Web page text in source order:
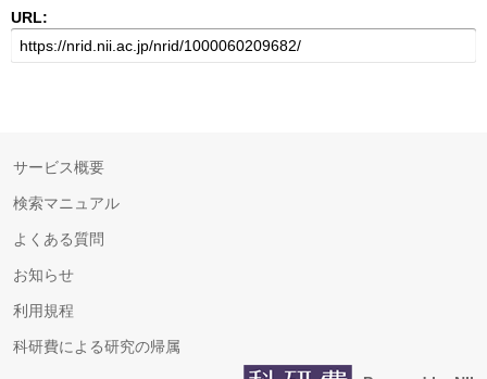
URL:
サービス概要
検索マニュアル
よくある質問
お知らせ
利用規程
科研費による研究の帰属